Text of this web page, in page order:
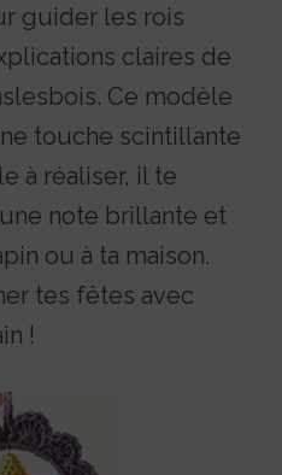
guider les rois
claires de
Ce modèle
touche scintillante
à réaliser, il te
note brillante et
ou à ta maison.
tes fêtes avec
!